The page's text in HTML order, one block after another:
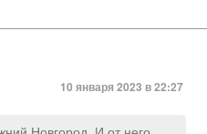
10 января 2023 в 22:27